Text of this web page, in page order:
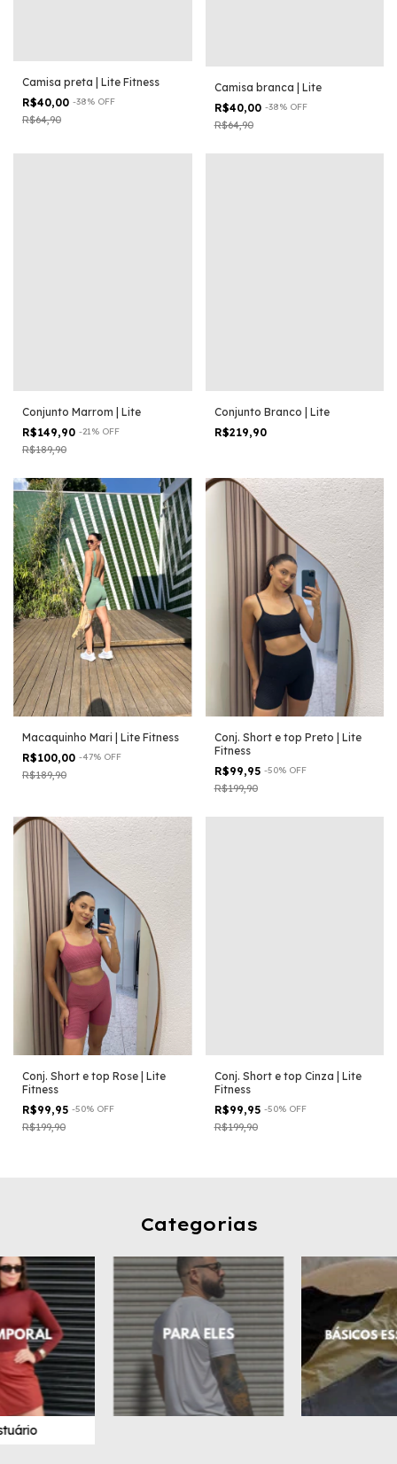
Camisa preta | Lite Fitness
R$40,00 -38% OFF
R$64,90
Camisa branca | Lite
R$40,00 -38% OFF
R$64,90
Conjunto Marrom | Lite
R$149,90 -21% OFF
R$189,90
Conjunto Branco | Lite
R$219,90
Macaquinho Mari | Lite Fitness
R$100,00 -47% OFF
R$189,90
Conj. Short e top Preto | Lite
Fitness
R$99,95 -50% OFF
R$199,90
Conj. Short e top Rose | Lite
Fitness
R$99,95 -50% OFF
R$199,90
Conj. Short e top Cinza | Lite
Fitness
R$99,95 -50% OFF
R$199,90
Categorias